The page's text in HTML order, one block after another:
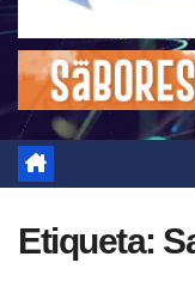
Etiqueta: